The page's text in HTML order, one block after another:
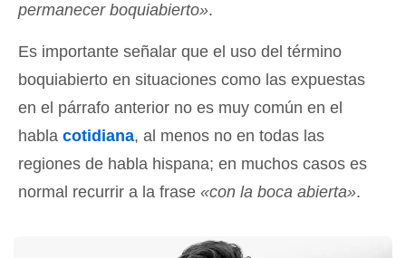
permanecer boquiabierto».
Es importante señalar que el uso del término
boquiabierto en situaciones como las expuestas
en el párrafo anterior no es muy común en el
habla cotidiana, al menos no en todas las
regiones de habla hispana; en muchos casos es
normal recurrir a la frase «con la boca abierta».